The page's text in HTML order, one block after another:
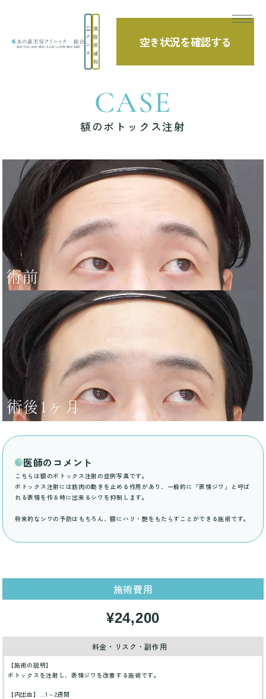
メ
ン
ズ
美
容
皮
膚
科
空き状況を確認する
TOP 症例写真 額のボトックス注射
CASE
額のボトックス注射
医師のコメント
こちらは額のボトックス注射の症例写真です。
ボトックス注射には筋肉の動きを止める作用があり、一般的に「表情ジワ」と呼ば
れる表情を作る時に出来るシワを抑制します。
将来的なシワの予防はもちろん、額にハリ・艶をもたらすことができる施術です。
施術費用
¥24,200
料金・リスク・副作用
【施術の説明】
ボトックスを注射し、表情ジワを改善する施術です。
【内出血】…1～2週間